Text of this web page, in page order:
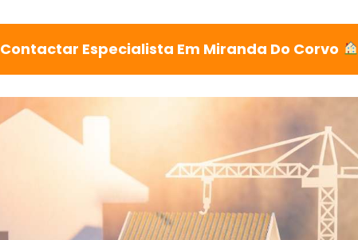
Contactar Especialista Em Miranda Do Corvo